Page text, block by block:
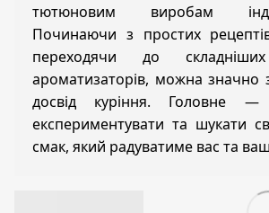
тютюновим виробам
Починаючи з простих
переходячи до
ароматизаторів, можна значно
досвід куріння. Головне
експериментувати та шукати
смак, який радуватиме вас та